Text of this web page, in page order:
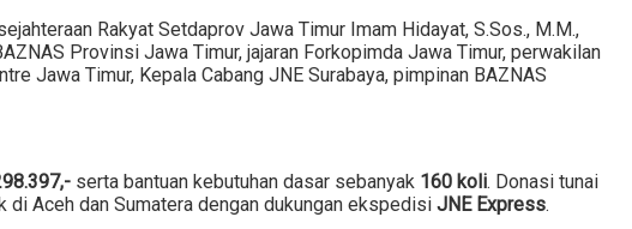
Rakyat Setdaprov Jawa Timur Imam Hidayat, S.Sos., M.M.,
Provinsi Jawa Timur, jajaran Forkopimda Jawa Timur, perwakilan
Jawa Timur, Kepala Cabang JNE Surabaya, pimpinan BAZNAS
serta bantuan kebutuhan dasar sebanyak 160 koli. Donasi tunai
Aceh dan Sumatera dengan dukungan ekspedisi JNE Express.